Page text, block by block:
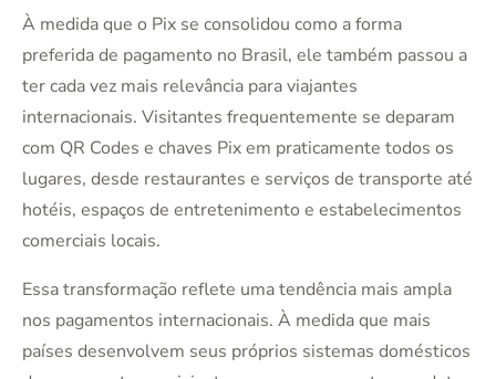
À medida que o Pix se consolidou como a forma
preferida de pagamento no Brasil, ele também passou a
ter cada vez mais relevância para viajantes
internacionais. Visitantes frequentemente se deparam
com QR Codes e chaves Pix em praticamente todos os
lugares, desde restaurantes e serviços de transporte até
hotéis, espaços de entretenimento e estabelecimentos
comerciais locais.
Essa transformação reflete uma tendência mais ampla
nos pagamentos internacionais. À medida que mais
países desenvolvem seus próprios sistemas domésticos